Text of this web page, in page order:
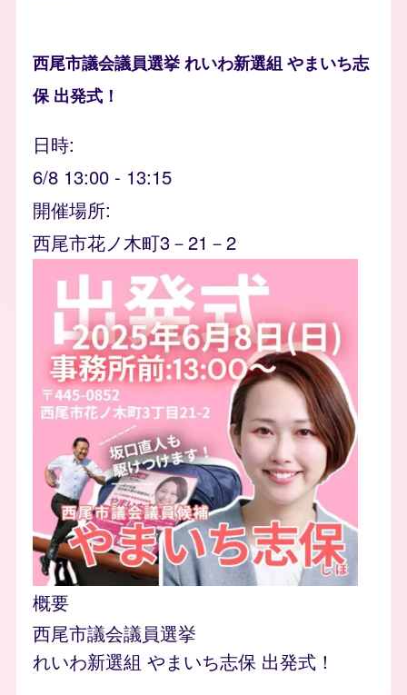
西尾市議会議員選挙 れいわ新選組 やまいち志
保 出発式！
日時
6/8 13:00 - 13:15
開催場所
西尾市花ノ木町3－21－2
event_banner
Image
概要
西尾市議会議員選挙
れいわ新選組 やまいち志保 出発式！